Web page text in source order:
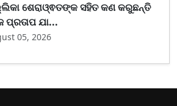
ଶେରାଓ୍ଵତଙ୍କ ସହିତ କଣ କରୁଛନ୍ତି
ପ୍ରତାପ ଯା...
05, 2026